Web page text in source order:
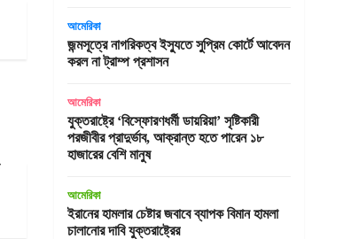
আমেরিকা
জন্মসূত্রে নাগরিকত্ব ইস্যুতে সুপ্রিম কোর্টে আবেদন
করল না ট্রাম্প প্রশাসন
আমেরিকা
যুক্তরাষ্ট্রে ‘বিস্ফোরণধর্মী ডায়রিয়া’ সৃষ্টিকারী
পরজীবীর প্রাদুর্ভাব, আক্রান্ত হতে পারেন ১৮
হাজারের বেশি মানুষ
আমেরিকা
ইরানের হামলার চেষ্টার জবাবে ব্যাপক বিমান হামলা
চালানোর দাবি যুক্তরাষ্ট্রের